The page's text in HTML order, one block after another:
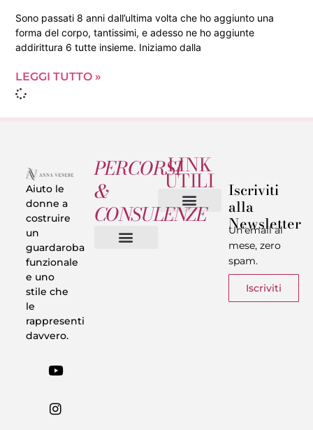
Sono passati 8 anni dall’ultima volta che ho aggiunto una
forma del corpo, tantissimi, e adesso ne ho aggiunte
addirittura 6 tutte insieme. Iniziamo dalla
LEGGI TUTTO »
Aiuto le
donne a
costruire
un
guardaroba
funzionale
e uno
stile che
le
rappresenti
davvero.
PERCORSI
&
CONSULENZE
LINK
UTILI Iscriviti
alla
Newsletter
Un’email al
mese, zero
spam.
Iscriviti